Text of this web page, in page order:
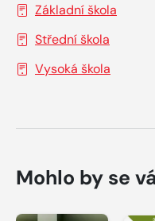
Základní škola
Střední škola
Vysoká škola
Mohlo by se